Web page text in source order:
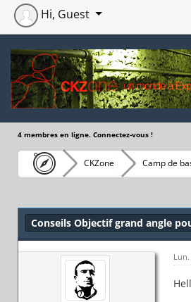
Hi, Guest
4 membres en ligne. Connectez-vous !
CKZone Camp de
Conseils Objectif grand angle
Lun.